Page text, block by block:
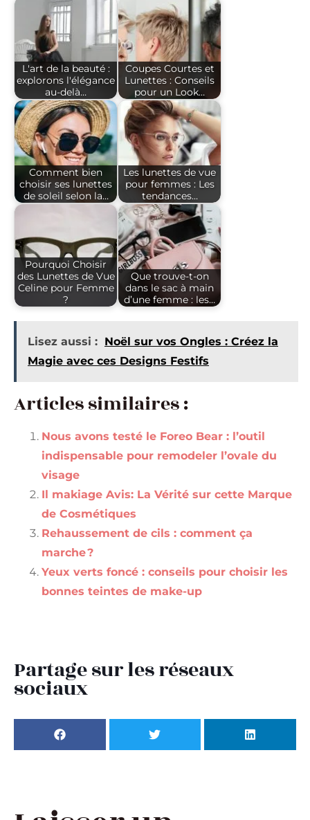
L'art de la beauté :
explorons l'élégance
au-delà…
Coupes Courtes et
Lunettes : Conseils
pour un Look…
Comment bien
choisir ses lunettes
de soleil selon la…
Les lunettes de vue
pour femmes : Les
tendances…
Pourquoi Choisir
des Lunettes de Vue
Celine pour Femme
?
Que trouve-t-on
dans le sac à main
d’une femme : les…
Lisez aussi : Noël sur vos Ongles : Créez la
Magie avec ces Designs Festifs
Articles similaires :
Nous avons testé le Foreo Bear : l’outil
indispensable pour remodeler l’ovale du
visage
Il makiage Avis: La Vérité sur cette Marque
de Cosmétiques
Rehaussement de cils : comment ça
marche ?
Yeux verts foncé : conseils pour choisir les
bonnes teintes de make-up
Partage sur les réseaux
sociaux